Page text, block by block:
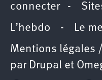
connecter-
L’hebdo - Le
Mentions légales
par Drupal et